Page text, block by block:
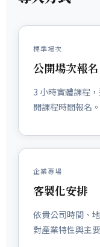
標準場次
公開場次報名
3 小時實體課程
開課程時間報名。
企業專場
客製化安排
依貴公司時間、
對產業特性與主